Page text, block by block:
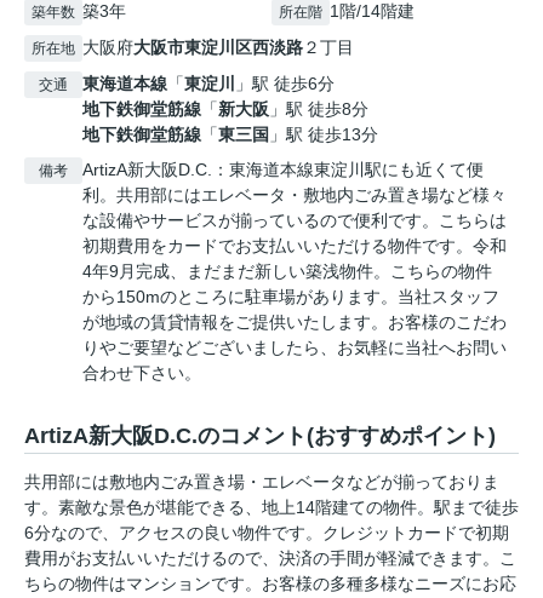
築年数 築3年 所在階 1階/14階建
所在地 大阪府大阪市東淀川区西淡路２丁目
交通 東海道本線 「東淀川
」駅 徒歩6分
地下鉄御堂筋線 「新大阪 」駅 徒歩8分
地下鉄御堂筋線 「東三国 」駅 徒歩13分
備考
ArtizA新大阪D.C.：東海道本線東淀川駅にも近くて便
利。共用部にはエレベータ・敷地内ごみ置き場など様々
な設備やサービスが揃っているので便利です。こちらは
初期費用をカードでお支払いいただける物件です。令和
4年9月完成、まだまだ新しい築浅物件。こちらの物件
から150mのところに駐車場があります。当社スタッフ
が地域の賃貸情報をご提供いたします。お客様のこだわ
りやご要望などございましたら、お気軽に当社へお問い
合わせ下さい。
ArtizA新大阪D.C.のコメント(おすすめポイント)
共用部には敷地内ごみ置き場・エレベータなどが揃っておりま
す。素敵な景色が堪能できる、地上14階建ての物件。駅まで徒歩
6分なので、アクセスの良い物件です。クレジットカードで初期
費用がお支払いいただけるので、決済の手間が軽減できます。こ
ちらの物件はマンションです。お客様の多種多様なニーズにお応